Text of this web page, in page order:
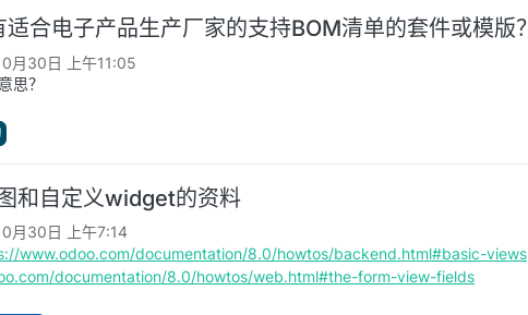
合电子产品生产厂家的支持BOM清单的套件或模版？
月30日 上午11:05
思？
和自定义widget的资料
月30日 上午7:14
www.odoo.com/documentation/8.0/howtos/backend.html#basic-views
documentation/8.0/howtos/web.html#the-form-view-fields